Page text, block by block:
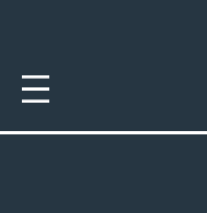
principal